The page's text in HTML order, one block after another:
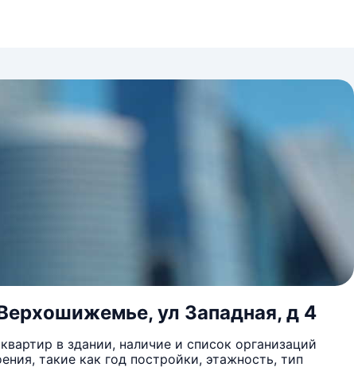
ул Западная, д 4
в здании, наличие и список организаций
такие как год постройки, этажность, тип